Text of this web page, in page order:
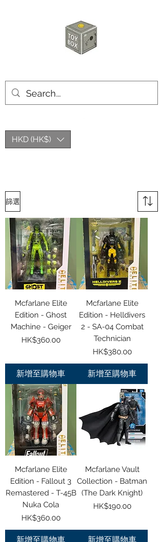
HKD (HK$)
篩選
Mcfarlane Elite
Edition - Ghost
Machine - Geiger
價格
HK$360.00
新增至購物車
Mcfarlane Elite
Edition - Helldivers
2 - SA-04 Combat
Technician
價格
HK$380.00
新增至購物車
Mcfarlane Elite
Edition - Fallout 3
Remastered - T-45B
Nuka Cola
價格
HK$360.00
新增至購物車
Mcfarlane Vault
Collection - Batman
(The Dark Knight)
價格
HK$190.00
新增至購物車